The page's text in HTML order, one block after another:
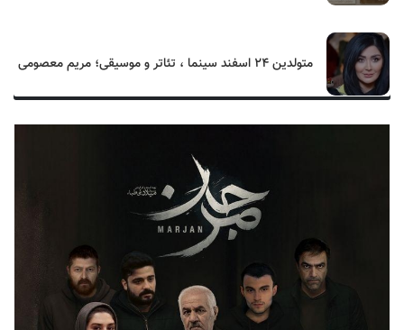
متولدین ۲۴ اسفند سینما ، تئاتر و موسیقی؛ مریم معصومی